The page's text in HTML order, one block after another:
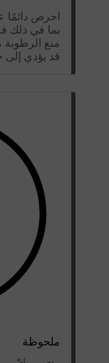
احرص دائمًا
بما في ذلك
منع
قد يؤدي
ملحوظة